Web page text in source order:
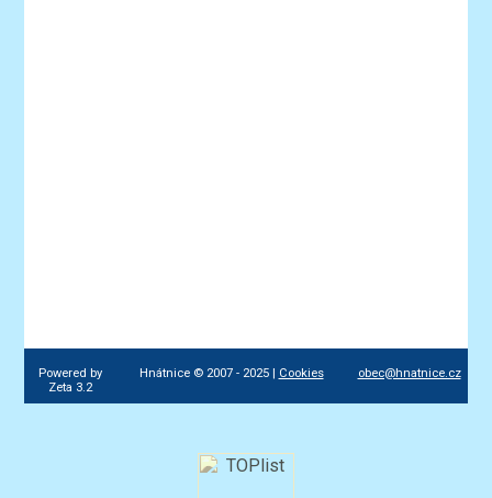
Powered by
Zeta 3.2
Hnátnice © 2007 - 2025 | Cookies obec@hnatnice.cz